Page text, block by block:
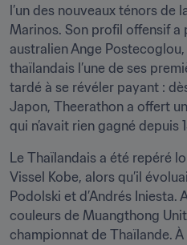
l’un des nouveaux ténors de
Marinos. Son profil offensif a
australien Ange
thaïlandais l’une de ses
tardé à se révéler payant :
Japon, Theerathon a offert
qui n’avait rien gagné depuis
Le Thaïlandais a été repéré
Vissel Kobe, alors qu’il
Podolski et d’Andrés
couleurs de Muangthong
championnat de Thaïlande.